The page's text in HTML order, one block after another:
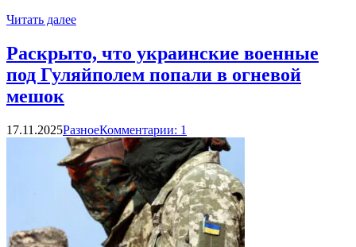
Читать далее
Раскрыто, что украинские военные
под Гуляйполем попали в огневой
мешок
17.11.2025РазноеКомментарии: 1